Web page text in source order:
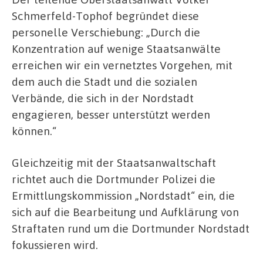
Schmerfeld-Tophof begründet diese
personelle Verschiebung: „Durch die
Konzentration auf wenige Staatsanwälte
erreichen wir ein vernetztes Vorgehen, mit
dem auch die Stadt und die sozialen
Verbände, die sich in der Nordstadt
engagieren, besser unterstützt werden
können.“
Gleichzeitig mit der Staatsanwaltschaft
richtet auch die Dortmunder Polizei die
Ermittlungskommission „Nordstadt“ ein, die
sich auf die Bearbeitung und Aufklärung von
Straftaten rund um die Dortmunder Nordstadt
fokussieren wird.